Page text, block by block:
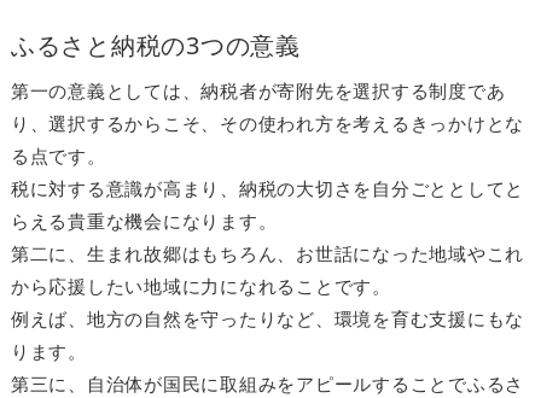
ふるさと納税の3つの意義
第一の意義としては、納税者が寄附先を選択する制度であ
り、選択するからこそ、その使われ方を考えるきっかけとな
る点です。
税に対する意識が高まり、納税の大切さを自分ごととしてと
らえる貴重な機会になります。
第二に、生まれ故郷はもちろん、お世話になった地域やこれ
から応援したい地域に力になれることです。
例えば、地方の自然を守ったりなど、環境を育む支援にもな
ります。
第三に、自治体が国民に取組みをアピールすることでふるさ